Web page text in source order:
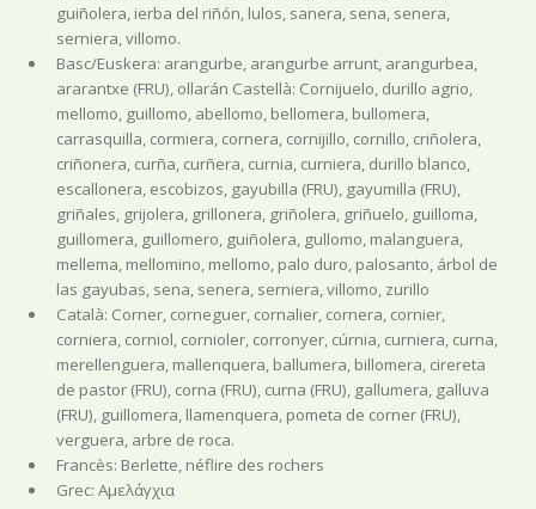
guiñolera, ierba del riñón, lulos, sanera, sena, senera,
serniera, villomo.
Basc/Euskera: arangurbe, arangurbe arrunt, arangurbea,
ararantxe (FRU), ollarán Castellà: Cornijuelo, durillo agrio,
mellomo, guillomo, abellomo, bellomera, bullomera,
carrasquilla, cormiera, cornera, cornijillo, cornillo, criñolera,
criñonera, curña, curñera, curnia, curniera, durillo blanco,
escallonera, escobizos, gayubilla (FRU), gayumilla (FRU),
griñales, grijolera, grillonera, griñolera, griñuelo, guilloma,
guillomera, guillomero, guiñolera, gullomo, malanguera,
mellema, mellomino, mellomo, palo duro, palosanto, árbol de
las gayubas, sena, senera, serniera, villomo, zurillo
Català: Corner, corneguer, cornalier, cornera, cornier,
corniera, corniol, cornioler, corronyer, cúrnia, curniera, curna,
merellenguera, mallenquera, ballumera, billomera, cirereta
de pastor (FRU), corna (FRU), curna (FRU), gallumera, galluva
(FRU), guillomera, llamenquera, pometa de corner (FRU),
verguera, arbre de roca.
Francès: Berlette, néflire des rochers
Grec: Αμελάγχια